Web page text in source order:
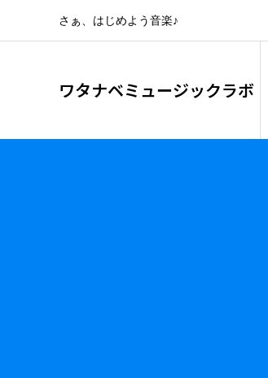
さぁ、はじめよう音楽♪
ワタナベミュージックラボ